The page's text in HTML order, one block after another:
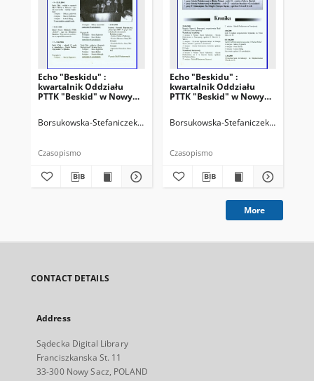
Echo "Beskidu" :
kwartalnik Oddziału
PTTK "Beskid" w Nowym
Borsukowska-Stefaniczek, Małgorzata. Redaktor Sobczyk, Adam.
Czasopismo
Echo "Beskidu" :
kwartalnik Oddziału
PTTK "Beskid" w Nowym
Borsukowska-Stefaniczek,
Czasopismo
More
CONTACT DETAILS
Address
Sądecka Digital Library
Franciszkanska St. 11
33-300 Nowy Sacz, POLAND